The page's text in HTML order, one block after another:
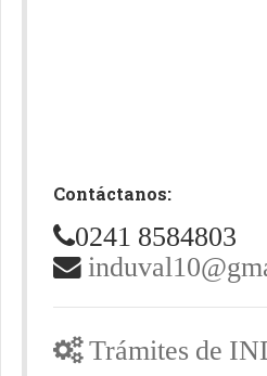
Contáctanos:
0241 8584803
Trámites de